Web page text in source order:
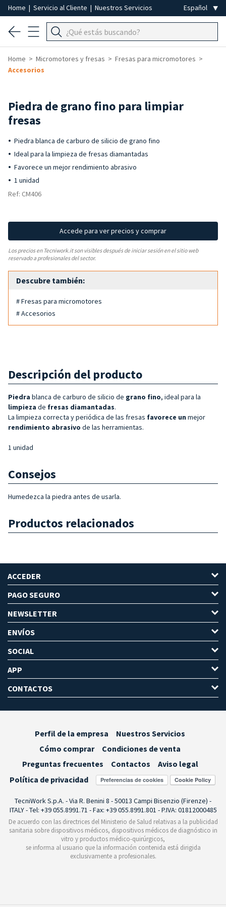
Home | Servicio al Cliente | Nuestros Servicios
Home Micromotores y fresas
Fresas para micromotores
Accesorios
Piedra de grano fino para limpiar
fresas
Piedra blanca de carburo de silicio de grano fino
Ideal para la limpieza de fresas diamantadas
Favorece un mejor rendimiento abrasivo
1 unidad
Ref: CM406
Accede para ver precios y comprar
Los precios en Tecniwork.it son visibles después de iniciar sesión en el sitio web
reservado a profesionales del sector.
Descubre también:
# Fresas para micromotores
# Accesorios
Descripción del producto
Piedra blanca de carburo de silicio de grano fino, ideal para la
limpieza de fresas diamantadas.
La limpieza correcta y periódica de las fresas favorece un mejor
rendimiento abrasivo de las herramientas.
1 unidad
Consejos
Humedezca la piedra antes de usarla.
Productos relacionados
ACCEDER
PAGO SEGURO
NEWSLETTER
ENVÍOS
SOCIAL
APP
CONTACTOS
Perfil de la empresa
Nuestros Servicios
Cómo comprar
Condiciones de venta
Preguntas frecuentes
Contactos
Aviso legal
Política de privacidad
Preferencias de cookies
TecniWork S.p.A. - Via R. Benini 8 - 50013 Campi Bisenzio (Firenze) -
ITALY - Tel: +39 055.8991.71 - Fax: +39 055.8991.801 - P.IVA: 01812000485
De acuerdo con las directrices del Ministerio de Salud relativas a la publicidad
sanitaria sobre dispositivos médicos, dispositivos médicos de diagnóstico in
vitro y productos médico-quirúrgicos,
se informa al usuario que la información contenida está dirigida
exclusivamente a profesionales.